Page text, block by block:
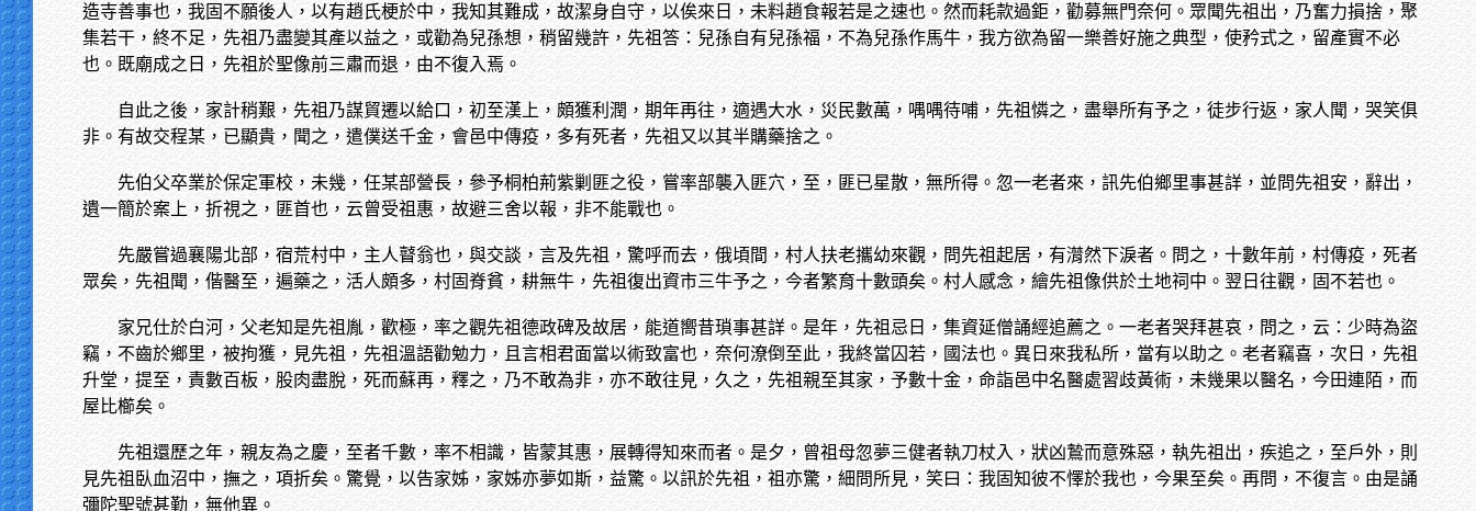
造寺善事也，我固不願後人，以有趙氏梗於中，我知其難成，故潔身自守，以俟來日，未料趙食報若是之速也。然而耗款過鉅，勸募無門奈何。眾聞先祖出，乃奮力損捨，聚
集若干，終不足，先祖乃盡變其產以益之，或勸為兒孫想，稍留幾許，先祖答：兒孫自有兒孫福，不為兒孫作馬牛，我方欲為留一樂善好施之典型，使矜式之，留產實不必
也。既廟成之日，先祖於聖像前三肅而退，由不復入焉。
自此之後，家計稍艱，先祖乃謀貿遷以給口，初至漢上，頗獲利潤，期年再往，適遇大水，災民數萬，喁喁待哺，先祖憐之，盡舉所有予之，徒步行返，家人聞，哭笑俱
非。有故交程某，已顯貴，聞之，遣僕送千金，會邑中傳疫，多有死者，先祖又以其半購藥捨之。
先伯父卒業於保定軍校，未幾，任某部營長，參予桐柏荊紫剿匪之役，嘗率部襲入匪穴，至，匪已星散，無所得。忽一老者來，訊先伯鄉里事甚詳，並問先祖安，辭出，
遺一簡於案上，折視之，匪首也，云曾受祖惠，故避三舍以報，非不能戰也。
先嚴嘗過襄陽北部，宿荒村中，主人瞽翁也，與交談，言及先祖，驚呼而去，俄頃間，村人扶老攜幼來觀，問先祖起居，有潸然下淚者。問之，十數年前，村傳疫，死者
眾矣，先祖聞，偕醫至，遍藥之，活人頗多，村固脊貧，耕無牛，先祖復出資市三牛予之，今者繁育十數頭矣。村人感念，繪先祖像供於土地祠中。翌日往觀，固不若也。
家兄仕於白河，父老知是先祖胤，歡極，率之觀先祖德政碑及故居，能道嚮昔瑣事甚詳。是年，先祖忌日，集資延僧誦經追薦之。一老者哭拜甚哀，問之，云：少時為盜
竊，不齒於鄉里，被拘獲，見先祖，先祖溫語勸勉力，且言相君面當以術致富也，奈何潦倒至此，我終當囚若，國法也。異日來我私所，當有以助之。老者竊喜，次日，先祖
升堂，提至，責數百板，股肉盡脫，死而蘇再，釋之，乃不敢為非，亦不敢往見，久之，先祖親至其家，予數十金，命詣邑中名醫處習歧黃術，未幾果以醫名，今田連陌，而
屋比櫛矣。
先祖還歷之年，親友為之慶，至者千數，率不相識，皆蒙其惠，展轉得知來而者。是夕，曾祖母忽夢三健者執刀杖入，狀凶鷙而意殊惡，執先祖出，疾追之，至戶外，則
見先祖臥血沼中，撫之，項折矣。驚覺，以告家姊，家姊亦夢如斯，益驚。以訊於先祖，祖亦驚，細問所見，笑曰：我固知彼不懌於我也，今果至矣。再問，不復言。由是誦
彌陀聖號甚勤，無他異。